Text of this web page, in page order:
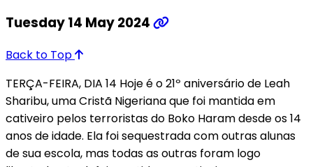
Tuesday 14 May 2024
Back to Top
TERÇA-FEIRA, DIA 14 Hoje é o 21º aniversário de Leah
Sharibu, uma Cristã Nigeriana que foi mantida em
cativeiro pelos terroristas do Boko Haram desde os 14
anos de idade. Ela foi sequestrada com outras alunas
de sua escola, mas todas as outras foram logo